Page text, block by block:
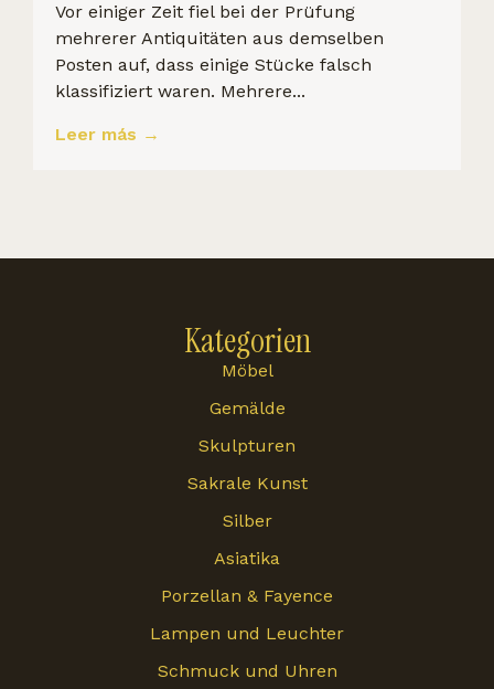
Vor einiger Zeit fiel bei der Prüfung
mehrerer Antiquitäten aus demselben
Posten auf, dass einige Stücke falsch
klassifiziert waren. Mehrere...
Leer más →
Kategorien
Möbel
Gemälde
Skulpturen
Sakrale Kunst
Silber
Asiatika
Porzellan & Fayence
Lampen und Leuchter
Schmuck und Uhren